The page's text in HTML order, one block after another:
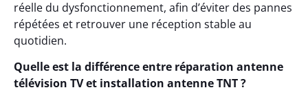
réelle du dysfonctionnement, afin d’éviter des pannes
répétées et retrouver une réception stable au
quotidien.
Quelle est la différence entre réparation antenne
télévision TV et installation antenne TNT ?